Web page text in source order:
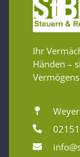
Ihr
Händen –